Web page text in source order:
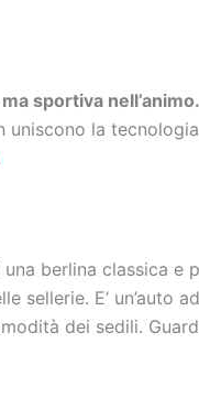
sportiva nell’animo.
la
berlina classica e
E’ un’auto
dei sedili.